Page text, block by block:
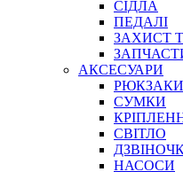
СІДЛА
ПЕДАЛІ
ЗАХИСТ
АКСЕСУАРИ
СУМКИ
СВІТЛО
НАСОСИ